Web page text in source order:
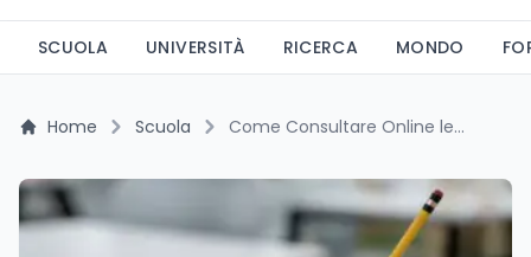
SCUOLA UNIVERSITÀ RICERCA MONDO
Home Scuola Come Consultare Online le Quattro Materie dell'Esame di Maturità 2026: Guida Completa alle Discipline del Colloquio Orale